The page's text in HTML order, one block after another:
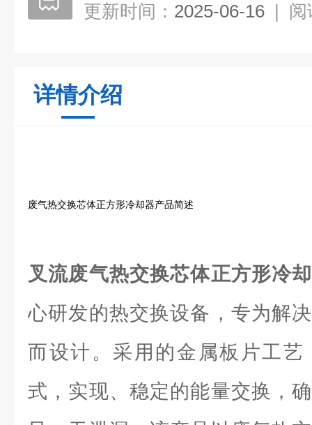
更新时间： 2025-06-16 | 阅
详情介绍
废气热交换芯体正方形冷却器产品简述
叉流废气热交换芯体正方形冷
心研发的热交换设备，专为解
而设计。采用的金属板片工艺
式，实现、稳定的能量交换，